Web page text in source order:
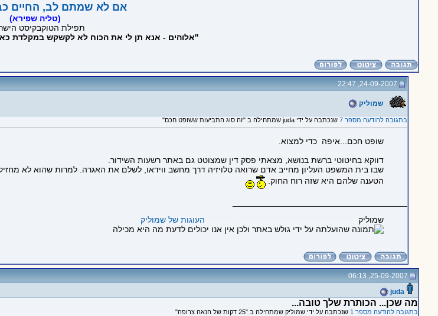
אם לא שמתם לב, החיים
(טליה שפירא)
תפילת הטוקבקיסט
''אלוהים - אנא תן לי את הכוח לא לקשקש במקלדת
24-09-2007, 22:47
שמוליק
בתגובה להודעה מספר 7 שנכתבה על ידי juda שמתחילה ב "זה סוג התביעות ששופט חכם"
שופט חכם...איפה כדי למצוא.
דווקא בחיטוטי ברשת בנושא, מצאתי פסק דין שמצוטט גם באתר רשעות השידור.
שבו בית המשפט העליון מחייב אדם שרואה טלויזיה דרך מחשב ווידאו, לשלם את האגרה. למרות שהוא לא
הטענה שלהם היא שזה רוח החוק.
שמוליק.................................................. .............. העוגות של שמוליק
25-09-2007, 06:13
juda
מה שכן... הכותרת שלך טובה...
בתגובה להודעה מספר 1 שנכתבה על ידי שמוליק שמתחילה ב "25 דקות של הנאה צרופה"